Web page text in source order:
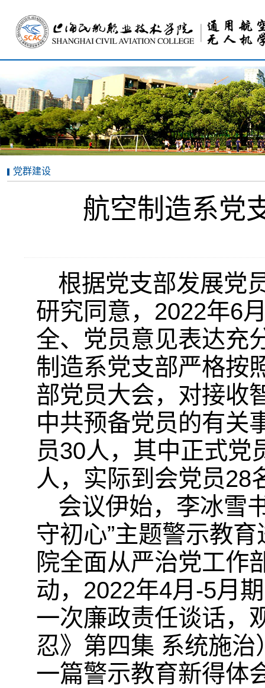
党群建设
航空制造系党
根据党支部发展党
研究同意，2022年6
全、党员意见表达充
制造系党支部严格按
部党员大会，对接收
中共预备党员的有关
员30人，其中正式党
人，实际到会党员28
会议伊始，李冰雪
守初心”主题警示教
院全面从严治党工作
动，2022年4月-5月
一次廉政责任谈话，
忍》第四集 系统施
一篇警示教育新得体